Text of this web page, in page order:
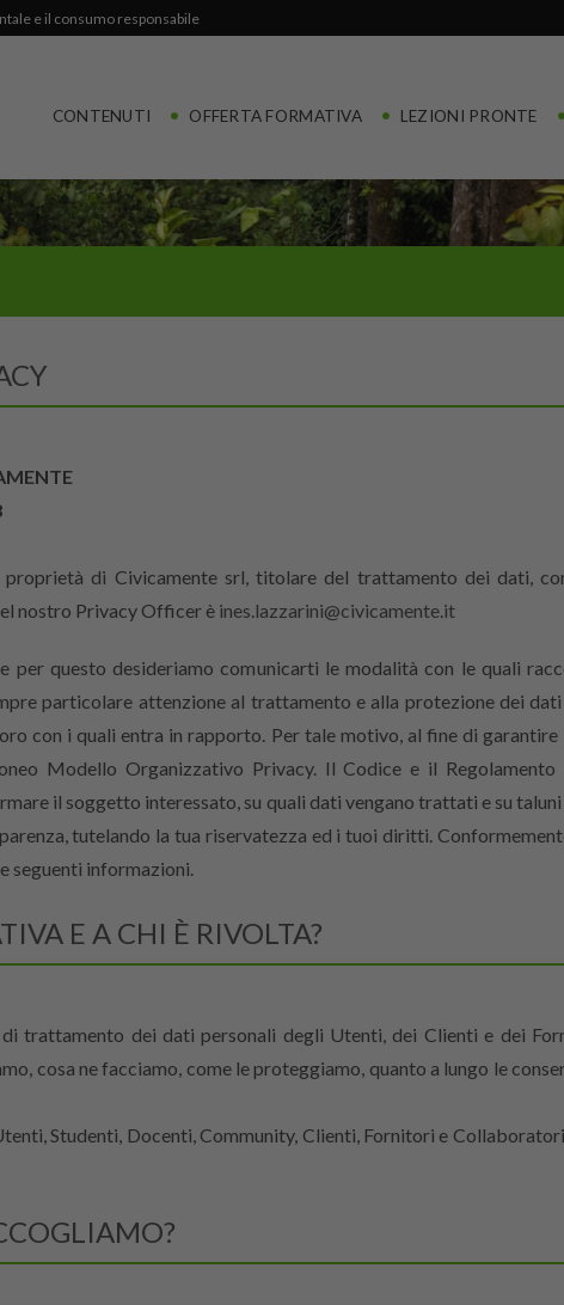
e il consumo responsabile
CONTENUTI OFFERTA FORMATIVA LEZIONI PRONTE
di Civicamente srl, titolare del trattamento dei dati,
nostro Privacy Officer è ines.lazzarini@civicamente.it
questo desideriamo comunicarti le modalità con le quali
particolare attenzione al trattamento e alla protezione dei
con i quali entra in rapporto. Per tale motivo, al fine di
Modello Organizzativo Privacy. Il Codice e il
il soggetto interessato, su quali dati vengano trattati e su
tutelando la tua riservatezza ed i tuoi diritti.
seguenti informazioni.
E A CHI È RIVOLTA?
trattamento dei dati personali degli Utenti, dei Clienti e dei
cosa ne facciamo, come le proteggiamo, quanto a lungo le
Studenti, Docenti, Community, Clienti, Fornitori e